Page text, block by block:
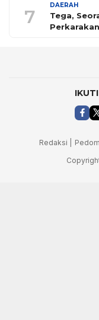
7
DAERAH
Tega,
Redaksi |